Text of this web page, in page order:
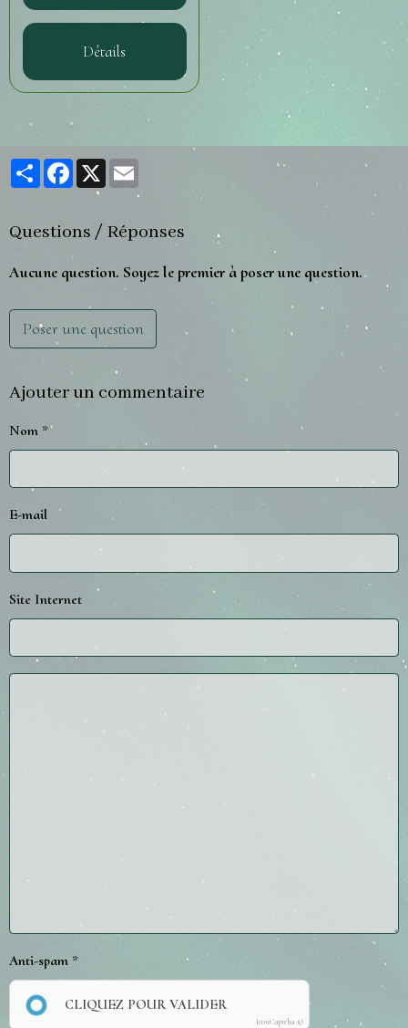
Détails
PartagerFacebook
Questions / Réponses
Aucune question. Soyez le premier à poser une question.
Poser une question
Ajouter un commentaire
Nom
E-mail
Site Internet
Anti-spam
CLIQUEZ POUR VALIDER
IconCaptcha ©